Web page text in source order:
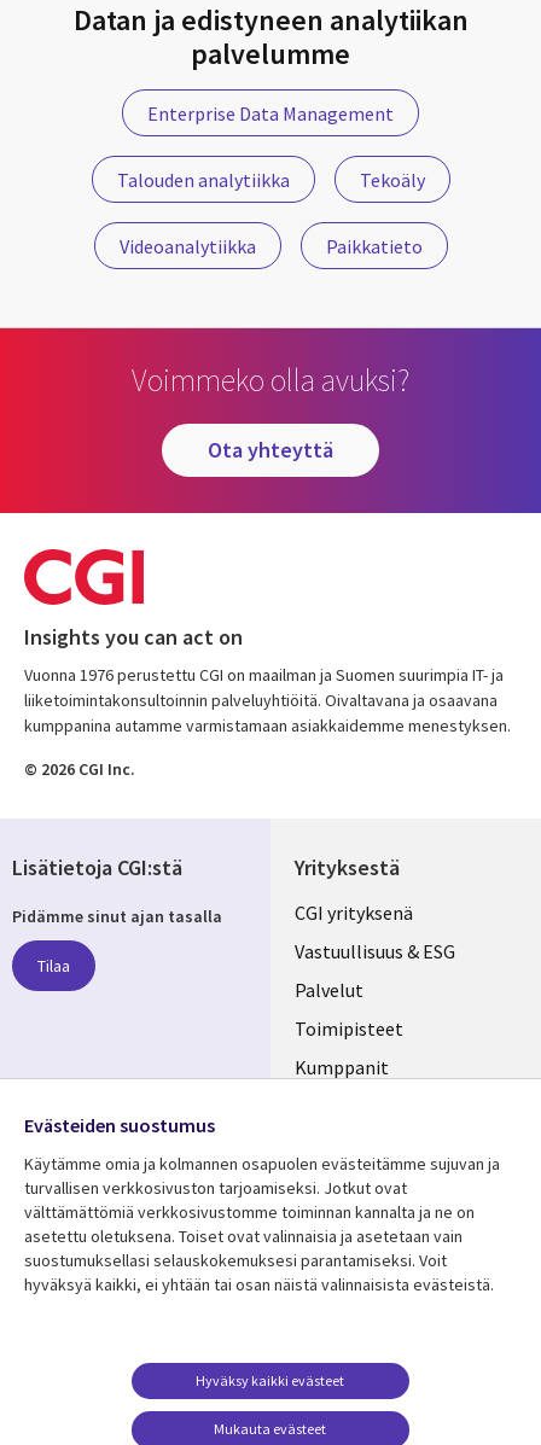
Datan ja edistyneen analytiikan
palvelumme
Enterprise Data Management
Talouden analytiikka Tekoäly
Videoanalytiikka Paikkatieto
Voimmeko olla avuksi?
ota yhteyttä
Insights you can act on
Vuonna 1976 perustettu CGI on maailman ja Suomen suurimpia IT- ja
liiketoimintakonsultoinnin palveluyhtiöitä. Oivaltavana ja osaavana
kumppanina autamme varmistamaan asiakkaidemme menestyksen.
© 2026 CGI Inc.
Yrityksestä
Useful
links
FINLAND
CGI yrityksenä
Vastuullisuus & ESG
Palvelut
Toimipisteet
Kumppanit
Resurssikeskus
Library
FINLAND
Asiakastarinat
Lisätietoa
Legal
Tietosuoja
Käyttöehdot
Yhteystiedot
Lisätietoja CGI:stä
Pidämme sinut ajan tasalla
Tilaa
Media
FINLAND
Evästeiden suostumus
Käytämme omia ja kolmannen osapuolen evästeitämme sujuvan ja
turvallisen verkkosivuston tarjoamiseksi. Jotkut ovat
välttämättömiä verkkosivustomme toiminnan kannalta ja ne on
asetettu oletuksena. Toiset ovat valinnaisia ​​ja asetetaan vain
suostumuksellasi selauskokemuksesi parantamiseksi. Voit
hyväksyä kaikki, ei yhtään tai osan näistä valinnaisista evästeistä.
Mukauta evästeet
Hyväksy kaikki evästeet